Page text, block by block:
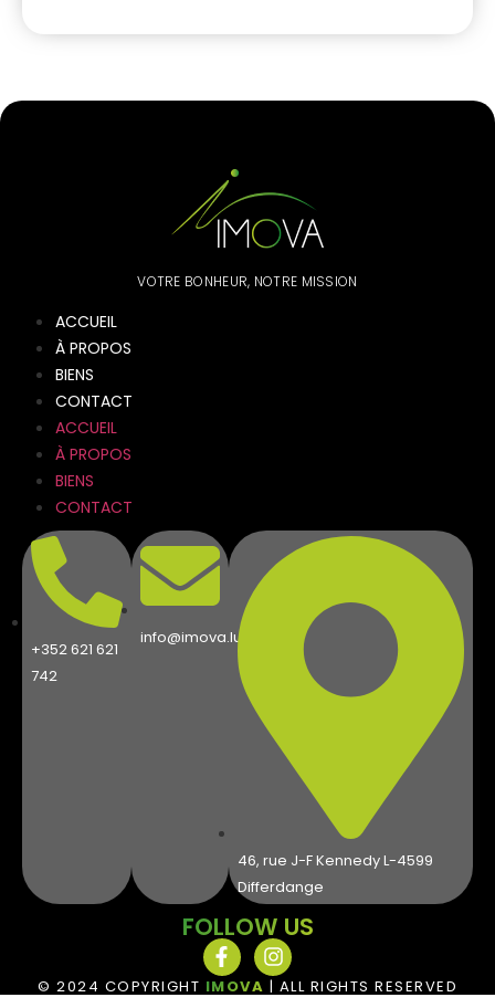
VOTRE BONHEUR, NOTRE MISSION
ACCUEIL
À PROPOS
BIENS
CONTACT
ACCUEIL
À PROPOS
BIENS
CONTACT
+352 621 621
742
info@imova.lu
46, rue J-F Kennedy L-4599
Differdange
FOLLOW US
© 2024 COPYRIGHT IMOVA | ALL RIGHTS RESERVED